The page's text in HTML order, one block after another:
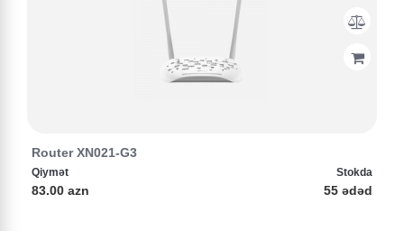
Router XN021-G3
Qiymət
83.00 azn
Stokda
55 ədəd